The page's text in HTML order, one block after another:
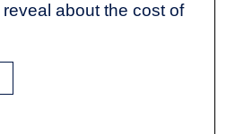
about the cost of